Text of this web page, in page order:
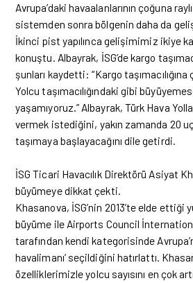
Avrupa’daki havaalanlarının çoğuna
sistemden sonra bölgenin daha da
İkinci pist yapılınca gelişimimiz ikiye
konuştu. Albayrak, İSG’de kargo
şunları kaydetti: “Kargo
Yolcu taşımacılığındaki gibi
yaşamıyoruz.” Albayrak, Türk Hava
vermek istediğini, yakın zamanda 20
taşımaya başlayacağını dile getirdi.
İSG Ticari Havacılık Direktörü Asiyat
büyümeye dikkat çekti.
Khasanova, İSG’nin 2013’te elde ettiği
büyüme ile Airports Council
tarafından kendi kategorisinde
havalimanı’ seçildiğini hatırlattı.
özelliklerimizle yolcu sayısını en çok